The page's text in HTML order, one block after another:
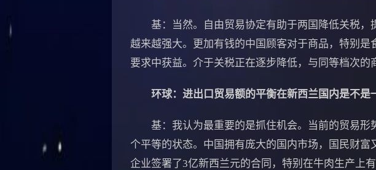
基：当然。自由贸易协定有助于两国降低关税，
越来越强大。更加有钱的中国顾客对于商品，特别
要求中获益。介于关税正在逐步降低，与同等档次的
环球：进出口贸易额的平衡在新西兰国内是不是
基：我认为最重要的是抓住机会。当前的贸易形
个平等的状态。中国拥有庞大的国内市场，国民财
企业签署了3亿新西兰元的合同，特别在牛肉生产上